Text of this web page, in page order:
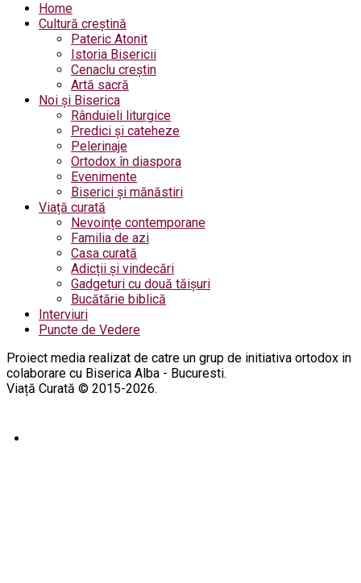
Home
Cultură creștină
Pateric Atonit
Istoria Bisericii
Cenaclu creștin
Artă sacră
Noi și Biserica
Rânduieli liturgice
Predici și cateheze
Pelerinaje
Ortodox în diaspora
Evenimente
Biserici și mănăstiri
Viață curată
Nevoințe contemporane
Familia de azi
Casa curată
Adicții și vindecări
Gadgeturi cu două tăișuri
Bucătărie biblică
Interviuri
Puncte de Vedere
Proiect media realizat de catre un grup de initiativa ortodox in
colaborare cu Biserica Alba - Bucuresti.
Viață Curată © 2015-2026.